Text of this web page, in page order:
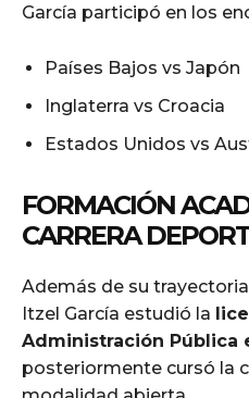
García participó en los
Países Bajos vs Japón
Inglaterra vs Croacia
Estados Unidos vs
FORMACIÓN
CARRERA
Además de su
Itzel García estudió la
Administración Pública
posteriormente cursó la